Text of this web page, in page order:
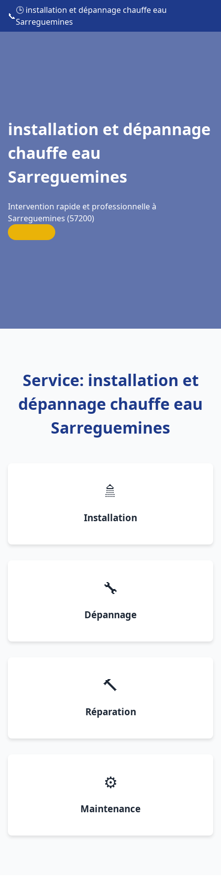
📞
🕒 installation et dépannage chauffe eau
Sarreguemines
installation et dépannage
chauffe eau
Sarreguemines
Intervention rapide et professionnelle à
Sarreguemines (57200)
Service: installation et
dépannage chauffe eau
Sarreguemines
🚿
Installation
🔧
Dépannage
🔨
Réparation
⚙️
Maintenance